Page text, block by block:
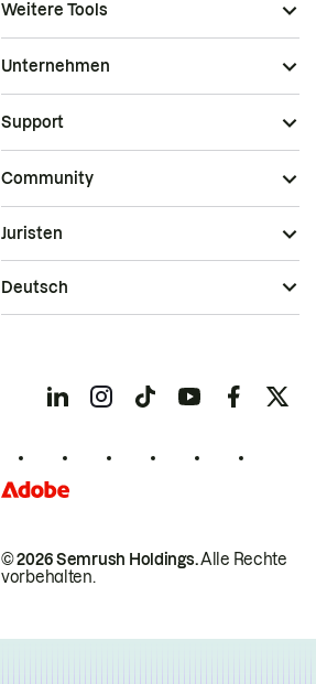
Weitere Tools
Unternehmen
Support
Community
© 2026 Semrush Holdings.Alle Rechte
vorbehalten.
Juristen
Deutsch